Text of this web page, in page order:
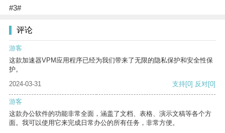
#3#
评论
游客
这款加速器VPM应用程序已经为我们带来了无限的隐私保护和安全性保
护。
2024-03-31
支持[0] 反对[0]
游客
这款办公软件的功能非常全面，涵盖了文档、表格、演示文稿等各个方
面。我可以使用它来完成日常办公的所有任务，非常方便。